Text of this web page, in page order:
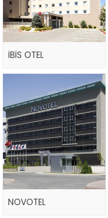
İBİS OTEL
NOVOTEL